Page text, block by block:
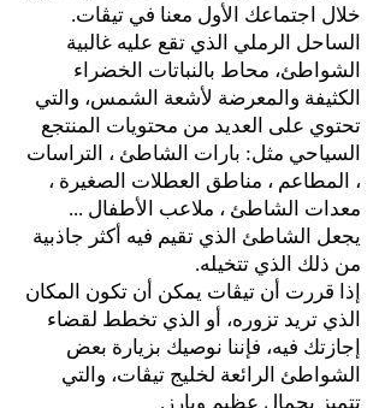
خلال اجتماعك الأول معنا في تيڤات.
الساحل الرملي الذي تقع عليه غالبية
الشواطئ، محاط بالنباتات الخضراء
الكثيفة والمعرضة لأشعة الشمس، والتي
تحتوي على العديد من محتويات المنتجع
السياحي مثل: بارات الشاطئ ، التراسات
، المطاعم ، مناطق العطلات الصغيرة ،
معدات الشاطئ ، ملاعب الأطفال ...
يجعل الشاطئ الذي تقيم فيه أكثر جاذبية
من ذلك الذي تتخيله.
إذا قررت أن تيڤات يمكن أن تكون المكان
الذي تريد تزوره، أو الذي تخطط لقضاء
إجازتك فيه، فإننا نوصيك بزيارة بعض
الشواطئ الرائعة لخليج تيڤات، والتي
تتميز بجمال عظيم وبارز.